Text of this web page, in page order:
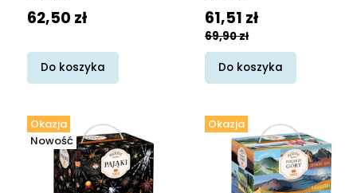
Cena
62,50 zł
Do koszyka
Cena promocyjna
61,51 zł
69,90 zł
Do koszyka
Okazja
Nowość
Okazja